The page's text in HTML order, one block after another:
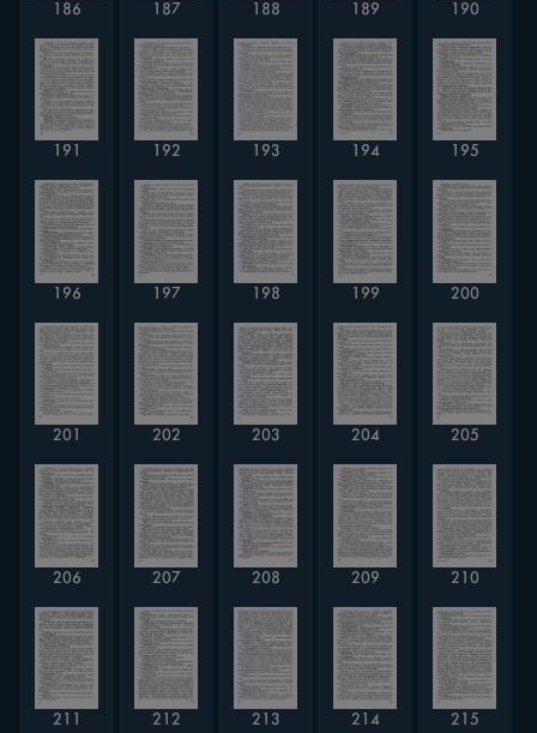
186 187 188 189 190
191 192 193 194 195
196 197 198 199 200
201 202 203 204 205
206 207 208 209 210
211 212 213 214 215